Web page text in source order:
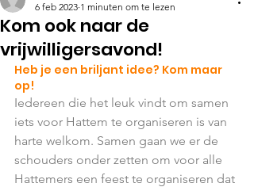
Kom ook naar de
vrijwilligersavond!
6 feb 2023 1 minuten om te lezen
Heb je een briljant idee? Kom maar
op!
Iedereen die het leuk vindt om samen
iets voor Hattem te organiseren is van
harte welkom. Samen gaan we er de
schouders onder zetten om voor alle
Hattemers een feest te organiseren dat